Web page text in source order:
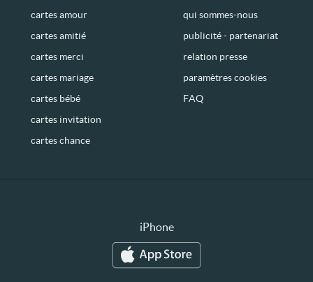
cartes amour
cartes amitié
cartes merci
cartes mariage
cartes bébé
cartes invitation
cartes chance
qui sommes-nous
publicité - partenariat
relation presse
paramètres cookies
FAQ
iPhone